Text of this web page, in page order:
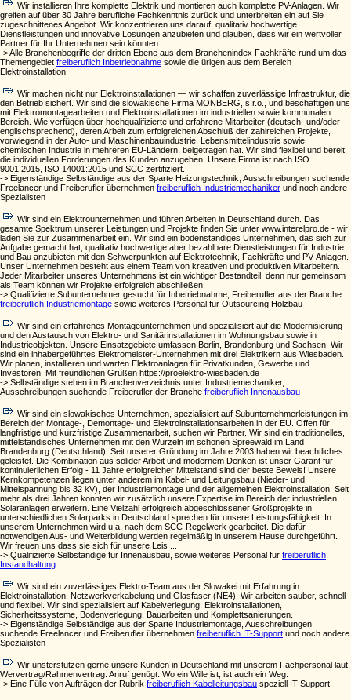
Wir installieren Ihre komplette Elektrik und montieren auch komplette PV-Anlagen. Wir
greifen auf über 30 Jahre berufliche Fachkenntnis zurück und unterbreiten ein auf Sie
zugeschnittenes Angebot. Wir konzentrieren uns darauf, qualitativ hochwertige
Dienstleistungen und innovative Lösungen anzubieten und glauben, dass wir ein wertvoller
Partner für Ihr Unternehmen sein könnten.
-> Alle Branchenbegriffe der dritten Ebene aus dem Branchenindex Fachkräfte rund um das
Themengebiet freiberuflich Inbetriebnahme sowie die ürigen aus dem Bereich
Elektroinstallation
Wir machen nicht nur Elektroinstallationen — wir schaffen zuverlässige Infrastruktur, die
den Betrieb sichert. Wir sind die slowakische Firma MONBERG, s.r.o., und beschäftigen uns
mit Elektromontagearbeiten und Elektroinstallationen im industriellen sowie kommunalen
Bereich. Wie verfügen über hochqualifizierte und erfahrene Mitarbeiter (deutsch- und/oder
englischsprechend), deren Arbeit zum erfolgreichen Abschluß der zahlreichen Projekte,
vorwiegend in der Auto- und Maschinenbauindustrie, Lebensmittelindustrie sowie
chemischen Industrie in mehreren EU-Ländern, beigetragen hat. Wir sind flexibel und bereit,
die individuellen Forderungen des Kunden anzugehen. Unsere Firma ist nach ISO
9001:2015, ISO 14001:2015 und SCC zertifiziert.
-> Eigenständige Selbständige aus der Sparte Heizungstechnik, Ausschreibungen suchende
Freelancer und Freiberufler übernehmen freiberuflich Industriemechaniker und noch andere
Spezialisten
Wir sind ein Elektrounternehmen und führen Arbeiten in Deutschland durch. Das
gesamte Spektrum unserer Leistungen und Projekte finden Sie unter www.interelpro.de - wir
laden Sie zur Zusammenarbeit ein. Wir sind ein bodenständiges Unternehmen, das sich zur
Aufgabe gemacht hat, qualitativ hochwertige aber bezahlbare Dienstleistungen für Industrie
und Bau anzubieten mit den Schwerpunkten auf Elektrotechnik, Fachkräfte und PV-Anlagen.
Unser Unternehmen besteht aus einem Team von kreativen und produktiven Mitarbeitern.
Jeder Mitarbeiter unseres Unternehmens ist ein wichtiger Bestandteil, denn nur gemeinsam
als Team können wir Projekte erfolgreich abschließen.
-> Qualifizierte Subunternehmer gesucht für Inbetriebnahme, Freiberufler aus der Branche
freiberuflich Industriemontage sowie weiteres Personal für Outsourcing Holzbau
Wir sind ein erfahrenes Montageunternehmen und spezialisiert auf die Modernisierung
und den Austausch von Elektro- und Sanitärinstallationen im Wohnungsbau sowie in
Industrieobjekten. Unsere Einsatzgebiete umfassen Berlin, Brandenburg und Sachsen. Wir
sind ein inhabergeführtes Elektromeister-Unternehmen mit drei Elektrikern aus Wiesbaden.
Wir planen, installieren und warten Elektroanlagen für Privatkunden, Gewerbe und
Investoren. Mit freundlichen Grüßen https://proelektro-wiesbaden.de
-> Selbständige stehen im Branchenverzeichnis unter Industriemechaniker,
Ausschreibungen suchende Freiberufler der Branche freiberuflich Innenausbau
Wir sind ein slowakisches Unternehmen, spezialisiert auf Subunternehmerleistungen im
Bereich der Montage-, Demontage- und Elektroinstallationsarbeiten in der EU. Offen für
langfristige und kurzfristige Zusammenarbeit, suchen wir Partner. Wir sind ein traditionelles,
mittelständisches Unternehmen mit den Wurzeln im schönen Spreewald im Land
Brandenburg (Deutschland). Seit unserer Gründung im Jahre 2003 haben wir beachtliches
geleistet. Die Kombination aus solider Arbeit und modernem Denken ist unser Garant für
kontinuierlichen Erfolg - 11 Jahre erfolgreicher Mittelstand sind der beste Beweis! Unsere
Kernkompetenzen liegen unter anderem im Kabel- und Leitungsbau (Nieder- und
Mittelspannung bis 32 kV), der Industriemontage und der allgemeinen Elektroinstallation. Seit
mehr als drei Jahren konnten wir zusätzlich unsere Expertise im Bereich der industriellen
Solaranlagen erweitern. Eine Vielzahl erfolgreich abgeschlossener Großprojekte in
unterschiedlichen Solarparks in Deutschland sprechen für unsere Leistungsfähigkeit. In
unserem Unternehmen wird u.a. nach dem SCC-Regelwerk gearbeitet. Die dafür
notwendigen Aus- und Weiterbildung werden regelmäßig in unserem Hause durchgeführt.
Wir freuen uns dass sie sich für unsere Leis ...
-> Qualifizierte Selbständige für Innenausbau, sowie weiteres Personal für freiberuflich
Instandhaltung
Wir sind ein zuverlässiges Elektro-Team aus der Slowakei mit Erfahrung in
Elektroinstallation, Netzwerkverkabelung und Glasfaser (NE4). Wir arbeiten sauber, schnell
und flexibel. Wir sind spezialisiert auf Kabelverlegung, Elektroinstallationen,
Sicherheitssysteme, Bodenverlegung, Bauarbeiten und Komplettsanierungen.
-> Eigenständige Selbständige aus der Sparte Industriemontage, Ausschreibungen
suchende Freelancer und Freiberufler übernehmen freiberuflich IT-Support und noch andere
Spezialisten
Wir unsterstützen gerne unsere Kunden in Deutschland mit unserem Fachpersonal laut
Wervertrag/Rahmenvertrag. Anruf genügt. Wo ein Wille ist, ist auch ein Weg.
-> Eine Fülle von Aufträgen der Rubrik freiberuflich Kabelleitungsbau speziell IT-Support